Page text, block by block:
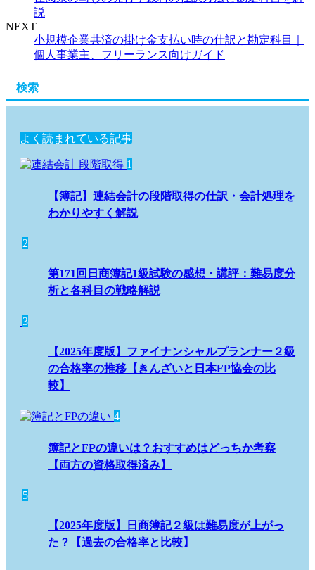
説
NEXT
小規模企業共済の掛け金支払い時の仕訳と勘定科目｜
個人事業主、フリーランス向けガイド
検索
よく読まれている記事
1
【簿記】連結会計の段階取得の仕訳・会計処理を
わかりやすく解説
2
第171回日商簿記1級試験の感想・講評：難易度分
析と各科目の戦略解説
3
【2025年度版】ファイナンシャルプランナー２級
の合格率の推移【きんざいと日本FP協会の比
較】
4
簿記とFPの違いは？おすすめはどっちか考察
【両方の資格取得済み】
5
【2025年度版】日商簿記２級は難易度が上がっ
た？【過去の合格率と比較】